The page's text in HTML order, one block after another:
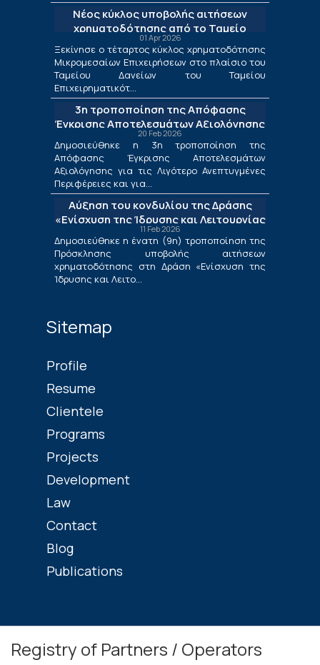
Νέος κύκλος υποβολής αιτήσεων
χρηματοδότησης από το Ταμείο
Δανείων του ΤΕΠΙΧ ΙΙΙ
01 Apr 2026
Ξεκίνησε ο τέταρτος κύκλος χρηματοδότησης
Μικρομεσαίων Επιχειρήσεων στο πλαίσιο του
Ταμείου Δανείων του Ταμείου
Επιχειρηματικότ...
3η τροποποίηση της Απόφασης
Έγκρισης Αποτελεσμάτων Αξιολόγησης
για τις Λιγότερο Ανεπτυγμένες
Περιφέρειες και για τις Περιφέρειες
Μετάβασης στο πλαίσιο της Δράσης
«Ενίσχυση της Ίδρυσης και Λειτουργίας
Νέων Μικρομεσαίων Τουριστικών
Επιχειρήσεων»
20 Feb 2026
Δημοσιεύθηκε η 3η τροποποίηση της
Απόφασης Έγκρισης Αποτελεσμάτων
Αξιολόγησης για τις Λιγότερο Ανεπτυγμένες
Περιφέρειες και για...
Αύξηση του κονδυλίου της Δράσης
«Ενίσχυση της Ίδρυσης και Λειτουργίας
Νέων Μικρομεσαίων Τουριστικών
Επιχειρήσεων»
11 Feb 2026
Δημοσιεύθηκε η ένατη (9η) τροποποίηση της
Πρόσκλησης υποβολής αιτήσεων
χρηματοδότησης στη Δράση «Ενίσχυση της
Ίδρυσης και Λειτο...
Sitemap
Profile
Resume
Clientele
Programs
Projects
Development
Law
Contact
Blog
Publications
Registry of Partners / Operators